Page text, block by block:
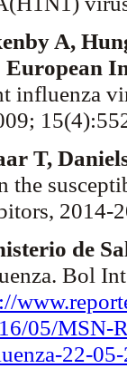
A,
European
influenza
T,
the
2014-
de
Bol
05/MSN-
22-